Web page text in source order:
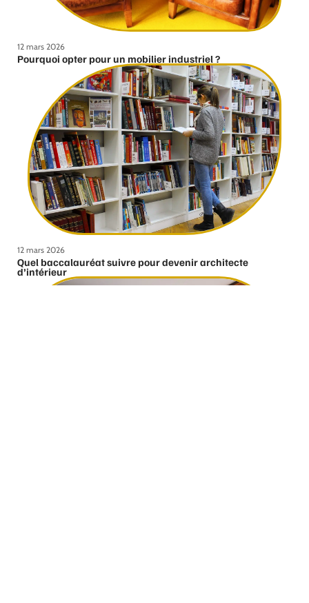
12 mars 2026
Pourquoi opter pour un mobilier industriel ?
12 mars 2026
Quel baccalauréat suivre pour devenir architecte
d’intérieur